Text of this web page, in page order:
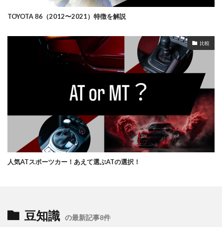
TOYOTA 86（2012〜2021）特徴を解説
比較
人気ATスポーツカー！あえて選ぶATの選択！
豆知識 の最新記事8件